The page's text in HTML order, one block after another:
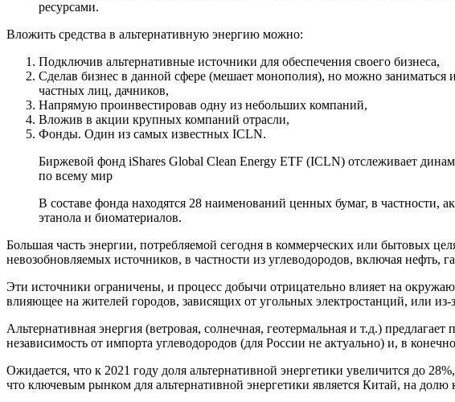
ресурсами.
Вложить средства в альтернативную энергию можно:
Подключив альтернативные источники для обеспечения своего бизнеса,
Сделав бизнес в данной сфере (мешает монополия), но можно
частных лиц, дачников,
Напрямую проинвестировав одну из небольших компаний,
Вложив в акции крупных компаний отрасли,
Фонды. Один из самых известных ICLN.
Биржевой фонд iShares Global Clean Energy ETF (ICLN) отслеживает
по всему мир
В составе фонда находятся 28 наименований ценных бумаг, в частности,
этанола и биоматериалов.
Большая часть энергии, потребляемой сегодня в коммерческих или бытовых
невозобновляемых источников, в частности из углеводородов, включая нефть,
Эти источники ограничены, и процесс добычи отрицательно влияет на
влияющее на жителей городов, зависящих от угольных электростанций, или
Альтернативная энергия (ветровая, солнечная, геотермальная и т.д.)
независимость от импорта углеводородов (для России не актуально) и, в
Ожидается, что к 2021 году доля альтернативной энергетики увеличится до
что ключевым рынком для альтернативной энергетики является Китай, на